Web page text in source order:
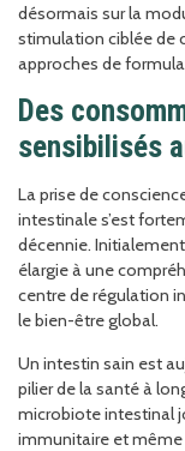
désormais sur la
stimulation ciblée de
approches de
Des
sensibilisés
La prise de
intestinale s’est
décennie.
élargie à une
centre de régulation
le bien-être global.
Un intestin sain est
pilier de la santé à
microbiote intestinal
immunitaire et même